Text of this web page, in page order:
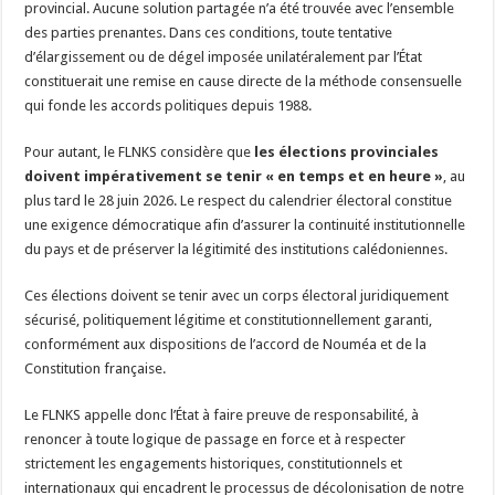
provincial. Aucune solution partagée n’a été trouvée avec l’ensemble
des parties prenantes. Dans ces conditions, toute tentative
d’élargissement ou de dégel imposée unilatéralement par l’État
constituerait une remise en cause directe de la méthode consensuelle
qui fonde les accords politiques depuis 1988.
Pour autant, le FLNKS considère que les élections provinciales
doivent impérativement se tenir « en temps et en heure » , au
plus tard le 28 juin 2026. Le respect du calendrier électoral constitue
une exigence démocratique afin d’assurer la continuité institutionnelle
du pays et de préserver la légitimité des institutions calédoniennes.
Ces élections doivent se tenir avec un corps électoral juridiquement
sécurisé, politiquement légitime et constitutionnellement garanti,
conformément aux dispositions de l’accord de Nouméa et de la
Constitution française.
Le FLNKS appelle donc l’État à faire preuve de responsabilité, à
renoncer à toute logique de passage en force et à respecter
strictement les engagements historiques, constitutionnels et
internationaux qui encadrent le processus de décolonisation de notre